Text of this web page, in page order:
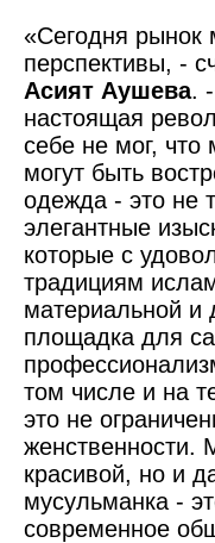
«Сегодня рынок
перспективы, -
Асият Аушева.
настоящая
себе не мог,
могут быть
одежда - это не
элегантные
которые с
традициям
материальной и
площадка для
том числе и на
это не
женственности.
красивой, но и
мусульманка -
современное